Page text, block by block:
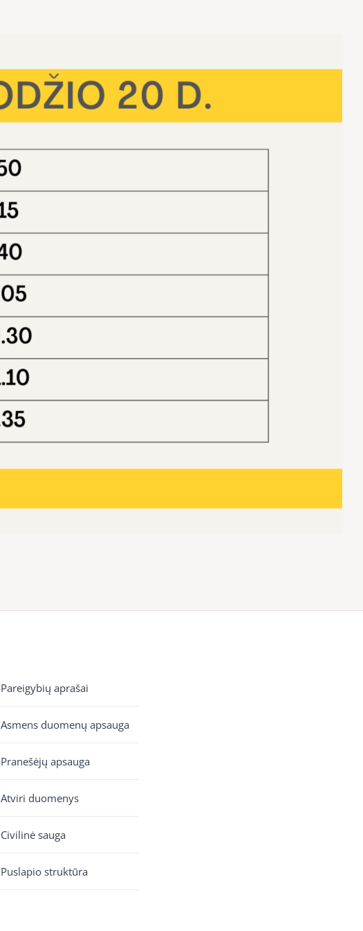
Pareigybių aprašai
Asmens duomenų apsauga
Pranešėjų apsauga
Atviri duomenys
Civilinė sauga
Puslapio struktūra